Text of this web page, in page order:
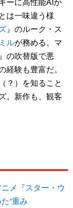
は一味違う様
』のルーク・ス
ルが務める。マ
』の吹替版で悪
験も豊富だ。
？）を知ること
。新作も、観客
メ『スター・ウ
“重み